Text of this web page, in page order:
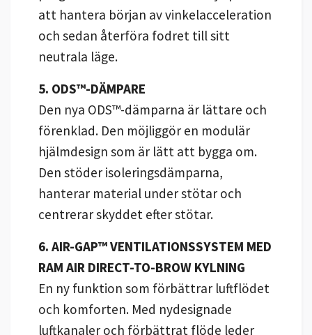
att hantera början av vinkelacceleration
och sedan återföra fodret till sitt
neutrala läge.
5. ODS™-DÄMPARE
Den nya ODS™-dämparna är lättare och
förenklad. Den möjliggör en modulär
hjälmdesign som är lätt att bygga om.
Den stöder isoleringsdämparna,
hanterar material under stötar och
centrerar skyddet efter stötar.
6. AIR-GAP™ VENTILATIONSSYSTEM MED
RAM AIR DIRECT-TO-BROW KYLNING
En ny funktion som förbättrar luftflödet
och komforten. Med nydesignade
luftkanaler och förbättrat flöde leder